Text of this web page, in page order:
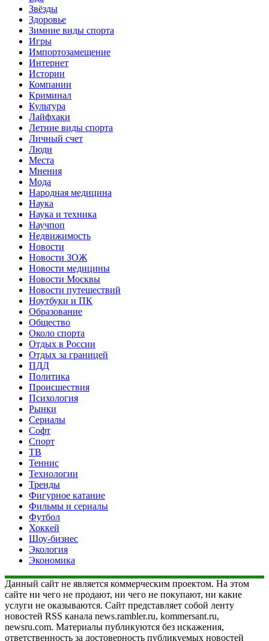
Звёзды
Здоровье
Зимние виды спорта
Игры
Импортозамещение
Интернет
Истории
Компании
Криминал
Культура
Лайфхаки
Летние виды спорта
Личный счет
Люди
Места
Мнения
Мода
Народная медицина
Наука
Наука и техника
Научпоп
Недвижимость
Новости
Новости ЗОЖ
Новости медицины
Новости Москвы
Новости путешествий
Ноутбуки и ПК
Образование
Общество
Около спорта
Отдых в России
Отдых за границей
ПДД
Политика
Происшествия
Психология
Рынки
Сериалы
Софт
Спорт
ТВ
Теннис
Технологии
Тренды
Фигурное катание
Фильмы и сериалы
Футбол
Хоккей
Шоу-бизнес
Экология
Экономика
Данный сайт не является коммерческим проектом. На этом
сайте ни чего не продают, ни чего не покупают, ни какие
услуги не оказываются. Сайт представляет собой ленту
новостей RSS канала news.rambler.ru, kommersant.ru,
newsru.com. Материалы публикуются без искажения,
ответственность за достоверность публикуемых новостей